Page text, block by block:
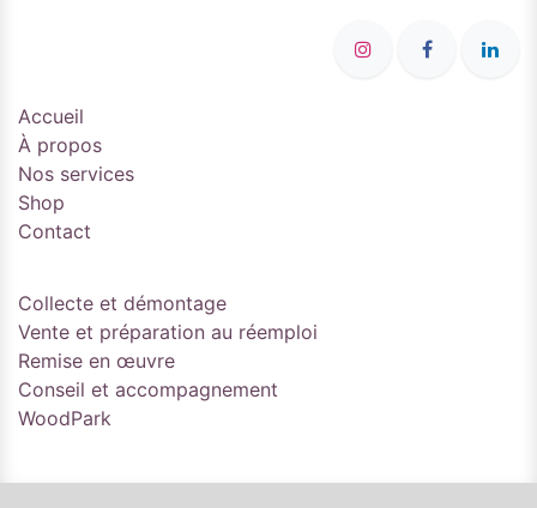
Accueil
À propos
Nos services
Shop
Contact
Collecte et démontage
Vente et préparation au réemploi
Remise en œuvre
Conseil et accompagnement
WoodPark